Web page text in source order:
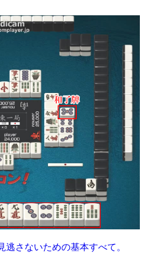
さないための基本すべて。